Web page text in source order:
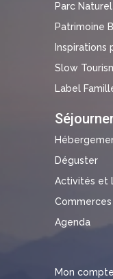
Parc
Patrimoine
Inspirations
Slow
Label
Déguster
Activités et
Agenda
Mon compte